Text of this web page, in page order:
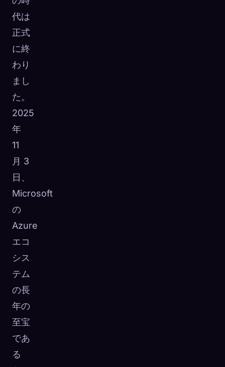
代は
正式
に終
わり
まし
た。
2025
年
11
月 3
日、
Microsoft
の
Azure
エコ
シス
テム
の長
年の
至宝
であ
る
発見済み
0